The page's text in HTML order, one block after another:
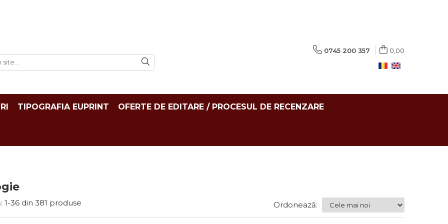
0745 200 357 0,00
TIPOGRAFIA EUPRINT OFERTE DE EDITARE / PROCESUL DE RECENZARE
1-36 din 381 produse Ordonează: